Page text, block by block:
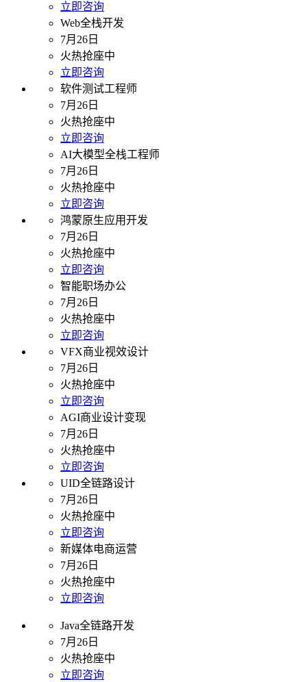
立即咨询
Web全栈开发
7月26日
火热抢座中
立即咨询
软件测试工程师
7月26日
火热抢座中
立即咨询
AI大模型全栈工程师
7月26日
火热抢座中
立即咨询
鸿蒙原生应用开发
7月26日
火热抢座中
立即咨询
智能职场办公
7月26日
火热抢座中
立即咨询
VFX商业视效设计
7月26日
火热抢座中
立即咨询
AGI商业设计变现
7月26日
火热抢座中
立即咨询
UID全链路设计
7月26日
火热抢座中
立即咨询
新媒体电商运营
7月26日
火热抢座中
立即咨询
Java全链路开发
7月26日
火热抢座中
立即咨询